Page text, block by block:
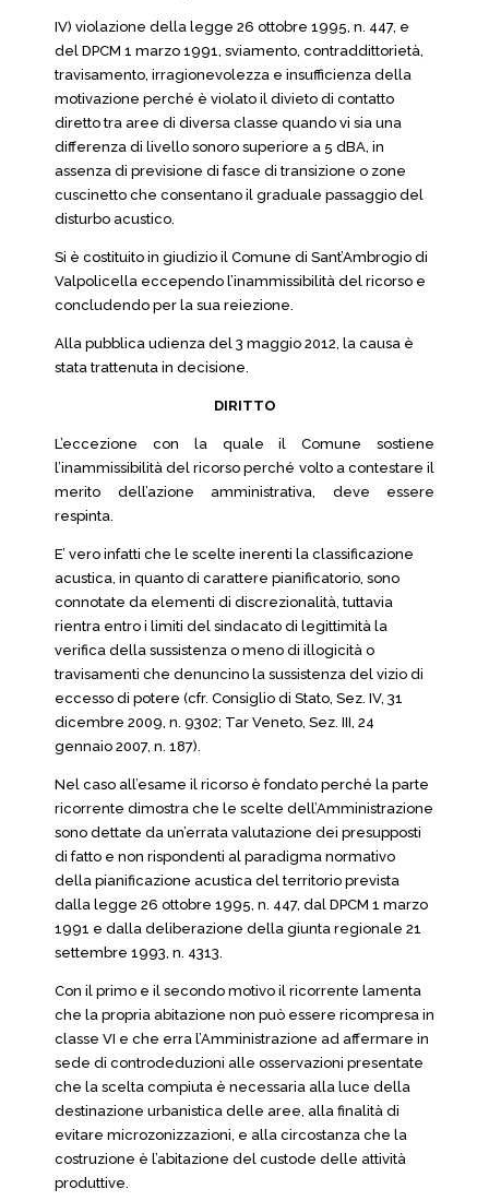
IV) violazione della legge 26 ottobre 1995, n. 447, e
del DPCM 1 marzo 1991, sviamento, contraddittorietà,
travisamento, irragionevolezza e insufficienza della
motivazione perché è violato il divieto di contatto
diretto tra aree di diversa classe quando vi sia una
differenza di livello sonoro superiore a 5 dBA, in
assenza di previsione di fasce di transizione o zone
cuscinetto che consentano il graduale passaggio del
disturbo acustico.
Si è costituito in giudizio il Comune di Sant’Ambrogio di
Valpolicella eccependo l’inammissibilità del ricorso e
concludendo per la sua reiezione.
Alla pubblica udienza del 3 maggio 2012, la causa è
stata trattenuta in decisione.
DIRITTO
L’eccezione con la quale il Comune sostiene
l’inammissibilità del ricorso perché volto a contestare il
merito dell’azione amministrativa, deve essere
respinta.
E’ vero infatti che le scelte inerenti la classificazione
acustica, in quanto di carattere pianificatorio, sono
connotate da elementi di discrezionalità, tuttavia
rientra entro i limiti del sindacato di legittimità la
verifica della sussistenza o meno di illogicità o
travisamenti che denuncino la sussistenza del vizio di
eccesso di potere (cfr. Consiglio di Stato, Sez. IV, 31
dicembre 2009, n. 9302; Tar Veneto, Sez. III, 24
gennaio 2007, n. 187).
Nel caso all’esame il ricorso è fondato perché la parte
ricorrente dimostra che le scelte dell’Amministrazione
sono dettate da un’errata valutazione dei presupposti
di fatto e non rispondenti al paradigma normativo
della pianificazione acustica del territorio prevista
dalla legge 26 ottobre 1995, n. 447, dal DPCM 1 marzo
1991 e dalla deliberazione della giunta regionale 21
settembre 1993, n. 4313.
Con il primo e il secondo motivo il ricorrente lamenta
che la propria abitazione non può essere ricompresa in
classe VI e che erra l’Amministrazione ad affermare in
sede di controdeduzioni alle osservazioni presentate
che la scelta compiuta è necessaria alla luce della
destinazione urbanistica delle aree, alla finalità di
evitare microzonizzazioni, e alla circostanza che la
costruzione è l’abitazione del custode delle attività
produttive.